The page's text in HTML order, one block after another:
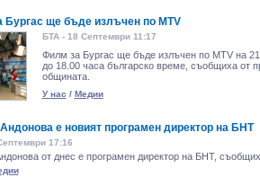
Бургас ще бъде излъчен по MTV
БТА - 18 Септември 11:17
Филм за Бургас ще бъде излъчен по MTV на
до 18.00 часа българско време, съобщиха от
общината.
У нас / Медии
e новият програмен директор на БНТ
17:16
от днес е програмен директор на БНТ,